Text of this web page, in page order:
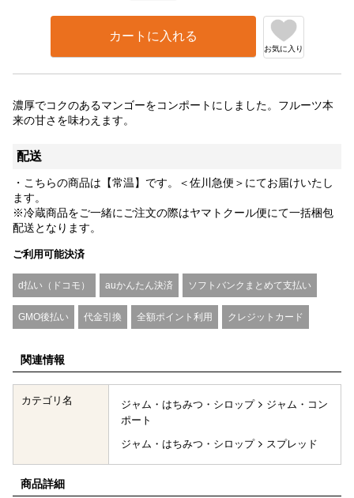
カートに入れる
お気に入り
濃厚でコクのあるマンゴーをコンポートにしました。フルーツ本
来の甘さを味わえます。
配送
・こちらの商品は【常温】です。＜佐川急便＞にてお届けいたし
ます。
※冷蔵商品をご一緒にご注文の際はヤマトクール便にて一括梱包
配送となります。
ご利用可能決済
d払い（ドコモ） auかんたん決済 ソフトバンクまとめて支払い
GMO後払い 代金引換 全額ポイント利用 クレジットカード
関連情報
カテゴリ名 ジャム・はちみつ・シロップ
ジャム・コン
ポート
ジャム・はちみつ・シロップ
スプレッド
商品詳細